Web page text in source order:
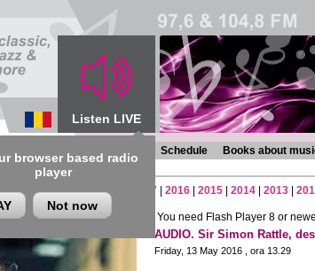
Listen LIVE
browser based radio
player
Not now
Chronicles Programmes Schedule Books about
2021 2020|2019|2018 2017 2016 2015 2014 2013
You need Flash Player 8 or
AUDIO. Sir Simon Rattle,
Friday, 13 May 2016 , ora 13.29